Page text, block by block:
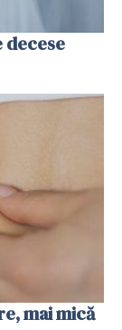
decese
mai mică